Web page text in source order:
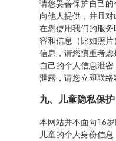
请您妥善保护自己
向他人提供，并且对
在您使用我们的服
容和信息（比如照
信息，请您慎重考
自己的个人信息泄
泄露，请您立即联络
九、儿童隐私保护
本网站并不面向16
儿童的个人身份信